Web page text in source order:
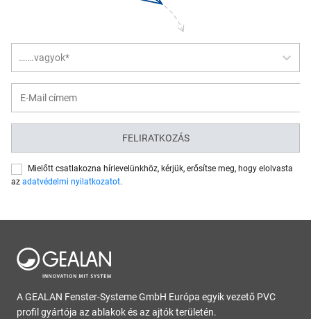
…….vagyok*
FELIRATKOZÁS
Mielőtt csatlakozna hírlevelünkhöz, kérjük, erősítse meg, hogy elolvasta
az adatvédelmi nyilatkozatot.
A GEALAN Fenster-Systeme GmbH Európa egyik vezető PVC
profil gyártója az ablakok és az ajtók területén.